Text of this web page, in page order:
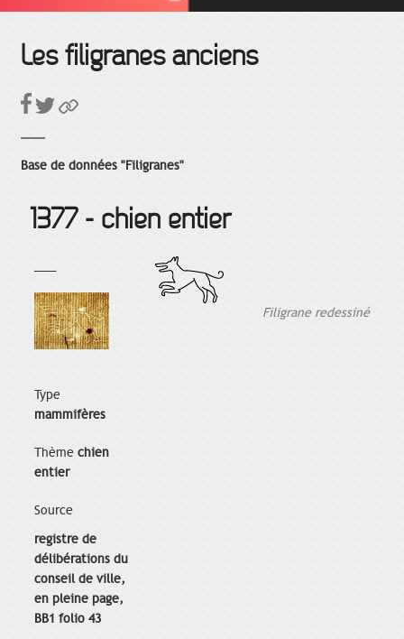
départementales pour cette
Les filigranes anciens
Base de données "Filigranes"
1377 - chien entier
Type
mammifères
Thème chien
entier
Source
registre de
délibérations du
conseil de ville,
en pleine page,
BB1 folio 43
Filigrane redessiné